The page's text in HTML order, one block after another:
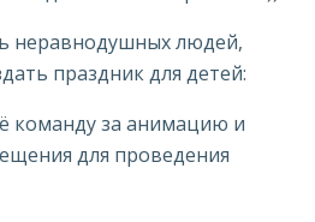
неравнодушных людей,
праздник для детей:
команду за анимацию и
для проведения